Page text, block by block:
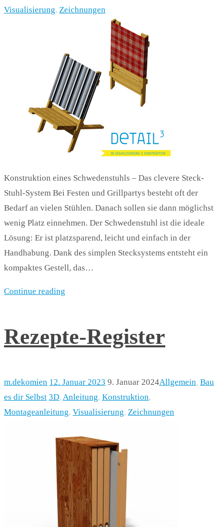
Visualisierung, Zeichnungen
Konstruktion eines Schwedenstuhls – Das clevere Steck-
Stuhl-System Bei Festen und Grillpartys besteht oft der
Bedarf an vielen Stühlen. Danach sollen sie dann möglichst
wenig Platz einnehmen. Der Schwedenstuhl ist die ideale
Lösung: Er ist platzsparend, leicht und einfach in der
Handhabung. Dank des simplen Stecksystems entsteht ein
kompaktes Gestell, das…
Continue reading
Rezepte-Register
m.dekomien 12. Januar 2023 9. Januar 2024Allgemein, Bau
es dir Selbst 3D, Anleitung, Konstruktion,
Montageanleitung, Visualisierung, Zeichnungen